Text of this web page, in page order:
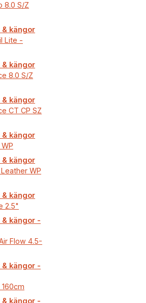
8.0 S/Z
& kängor
Lite -
& kängor
8.0 S/Z
& kängor
CT CP SZ
& kängor
& kängor
WP
& kängor
2.5"
& kängor -
Flow 4.5-
& kängor -
& kängor -